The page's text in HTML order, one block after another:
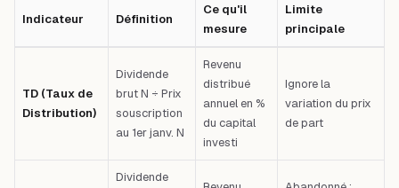
Indicateur Définition
Ce qu'il
mesure
Limite
principale
TD (Taux de
Distribution)
Dividende
brut N ÷ Prix
souscription
au 1er janv. N
Revenu
distribué
annuel en %
du capital
investi
Ignore la
variation du prix
de part
Dividende